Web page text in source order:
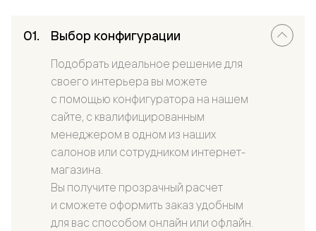
Выбор конфигурации
Подобрать идеальное решение для
своего интерьера вы можете
с помощью конфигуратора на нашем
сайте, с квалифицированным
менеджером в одном из наших
салонов или сотрудником интернет-
магазина.
Вы получите прозрачный расчет
и сможете оформить заказ удобным
для вас способом онлайн или офлайн.